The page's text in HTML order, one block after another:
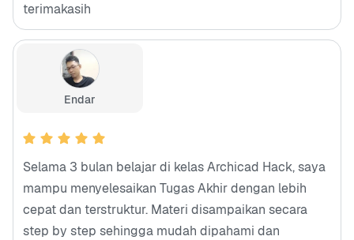
terimakasih
Endar
Selama 3 bulan belajar di kelas Archicad Hack, saya
mampu menyelesaikan Tugas Akhir dengan lebih
cepat dan terstruktur. Materi disampaikan secara
step by step sehingga mudah dipahami dan